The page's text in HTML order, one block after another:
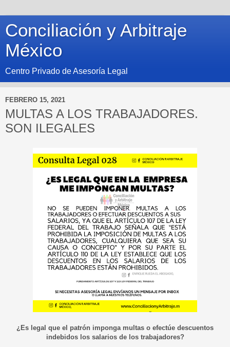
Conciliación y Arbitraje
México
Centro Privado de Asesoría Legal
FEBRERO 15, 2021
MULTAS A LOS TRABAJADORES.
SON ILEGALES
¿Es legal que el patrón imponga multas o efectúe descuentos
indebidos los salarios de los trabajadores?